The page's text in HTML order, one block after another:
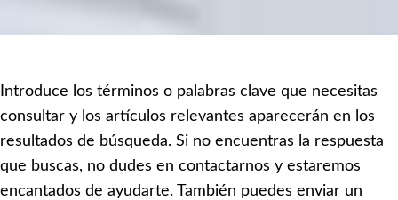
Introduce los términos o palabras clave que necesitas
consultar y los artículos relevantes aparecerán en los
resultados de búsqueda. Si no encuentras la respuesta
que buscas, no dudes en contactarnos y estaremos
encantados de ayudarte. También puedes enviar un